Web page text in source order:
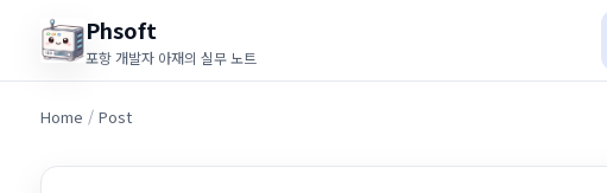
Phsoft
포항 개발자 아재의 실무 노트
Home / Post